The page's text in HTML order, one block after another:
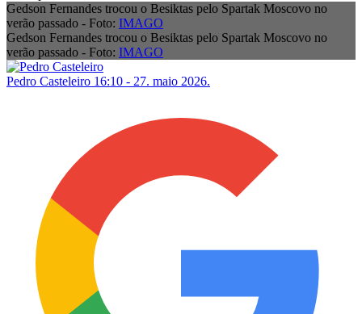
Gedson Fernandes trocou o Besiktas pelo Spartak Moscovo no
verão passado - Foto: IMAGO
Gedson Fernandes trocou o Besiktas pelo Spartak Moscovo no
verão passado - Foto: IMAGO
Pedro Casteleiro 16:10 - 27. maio 2026.